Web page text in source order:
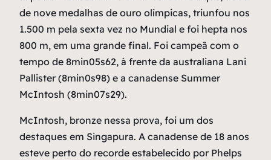
de nove medalhas de ouro olímpicas, triunfou nos
1.500 m pela sexta vez no Mundial e foi hepta nos
800 m, em uma grande final. Foi campeã com o
tempo de 8min05s62, à frente da australiana Lani
Pallister (8min0s98) e a canadense Summer
McIntosh (8min07s29).
McIntosh, bronze nessa prova, foi um dos
destaques em Singapura. A canadense de 18 anos
esteve perto do recorde estabelecido por Phelps